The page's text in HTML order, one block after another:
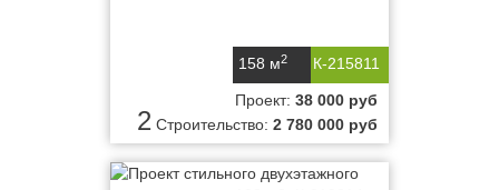
К-215811
158 м2
2
Проект: 38 000 руб
Строительство: 2 780 000 руб